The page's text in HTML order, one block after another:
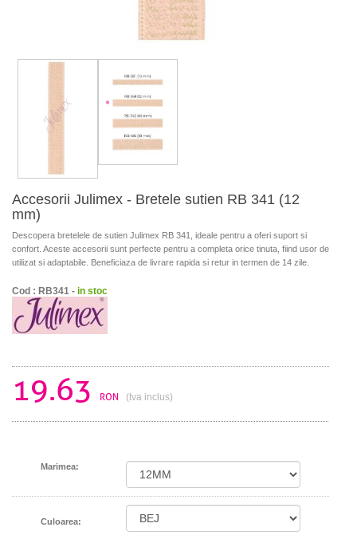
Accesorii Julimex - Bretele sutien RB 341 (12
mm)
Descopera bretelele de sutien Julimex RB 341, ideale pentru a oferi suport si
confort. Aceste accesorii sunt perfecte pentru a completa orice tinuta, fiind usor de
utilizat si adaptabile. Beneficiaza de livrare rapida si retur in termen de 14 zile.
Cod : RB341 - in stoc
19.63 RON (tva inclus)
Marimea:
Culoarea: